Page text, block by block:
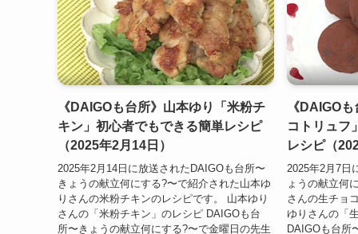
《DAIGOも台所》山本ゆり「米粉チ
キン」初心者でもできる簡単レシピ
（2025年2月14日）
2025年2月14日に放送されたDAIGOも台所〜
きょうの献立何にする?〜で紹介された山本ゆ
りさんの米粉チキンのレシピです。 山本ゆり
さんの「米粉チキン」のレシピ DAIGOも台
所〜きょうの献立何にする?〜で金曜日の先生
《DAIGO
コトリュフ
レシピ（
2025年2月7日
ょうの献立何
さんの生チョ
ゆりさんの「
DAIGOも台所